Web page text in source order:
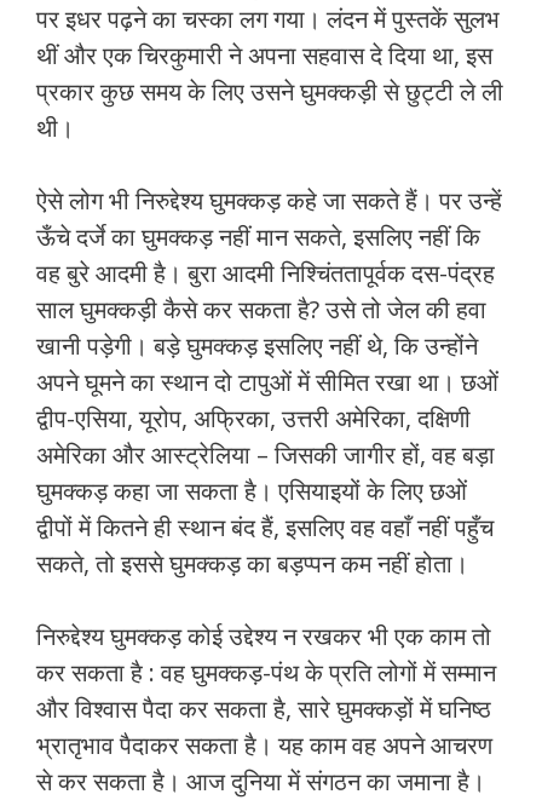
पर इधर पढ़ने का चस्‍का लग गया। लंदन में पुस्‍तकें सुलभ
थीं और एक चिरकुमारी ने अपना सहवास दे दिया था, इस
प्रकार कुछ समय के लिए उसने घुमक्कड़ी से छुट्टी ले ली
थी।
ऐसे लोग भी निरुद्देश्‍य घुमक्कड़ कहे जा सकते हैं। पर उन्‍हें
ऊँचे दर्जे का घुमक्कड़ नहीं मान सकते, इसलिए नहीं कि
वह बुरे आदमी है। बुरा आदमी नि‍श्चिंततापूर्वक दस-पंद्रह
साल घुमक्कड़ी कैसे कर सकता है? उसे तो जेल की हवा
खानी पड़ेगी। बड़े घुमक्कड़ इसलिए नहीं थे, कि उन्‍होंने
अपने घूमने का स्‍थान दो टापुओं में सीमित रखा था। छओं
द्वीप-एसिया, यूरोप, अफ्रिका, उत्तरी अमेरिका, दक्षिणी
अमेरिका और आस्‍ट्रेलिया – जिसकी जागीर हों, वह बड़ा
घुमक्कड़ कहा जा सकता है। एसियाइयों के लिए छओं
द्वीपों में कितने ही स्‍थान बंद हैं, इसलिए वह वहाँ नहीं पहुँच
सकते, तो इससे घुमक्कड़ का बड़प्‍पन कम नहीं होता।
निरुद्देश्‍य घुमक्कड़ कोई उद्देश्‍य न रखकर भी एक काम तो
कर सकता है : वह घुमक्कड़-पंथ के प्रति लोगों में सम्‍मान
और विश्‍वास पैदा कर सकता है, सारे घुमक्कड़ों में घनिष्‍ठ
भ्रातृभाव पैदाकर सकता है। यह काम वह अपने आचरण
से कर सकता है। आज दुनिया में संगठन का जमाना है।